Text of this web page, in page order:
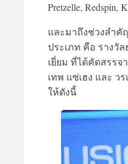
Pretzelle,
และมาถึงช่วงสำคั
ประเภท คือ รางวั
เยี่ยม ที่ได้คัดสรร
เทพ แซ่เฮง และ ว
ให้ดังนี้